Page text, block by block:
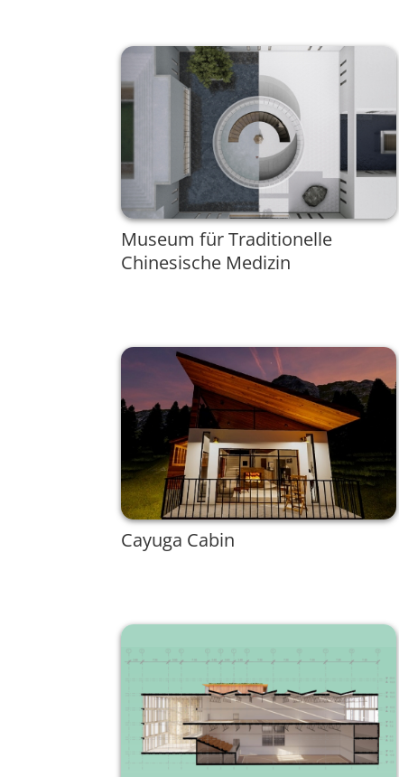
Museum für Traditionelle
Chinesische Medizin
Cayuga Cabin